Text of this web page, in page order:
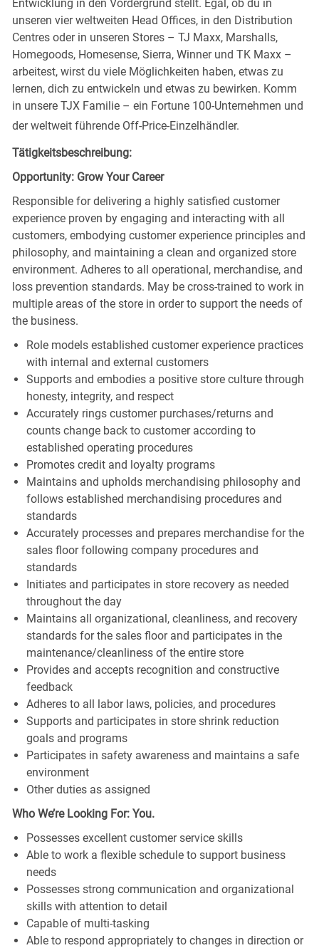
Entwicklung in den Vordergrund stellt. Egal, ob du in
unseren vier weltweiten Head Offices, in den Distribution
Centres oder in unseren Stores – TJ Maxx, Marshalls,
Homegoods, Homesense, Sierra, Winner und TK Maxx –
arbeitest, wirst du viele Möglichkeiten haben, etwas zu
lernen, dich zu entwickeln und etwas zu bewirken. Komm
in unsere TJX Familie – ein Fortune 100-Unternehmen und
der weltweit führende Off-Price-Einzelhändler.
Tätigkeitsbeschreibung:
Opportunity: Grow Your Career
Responsible for delivering a highly satisfied customer
experience proven by engaging and interacting with all
customers, embodying customer experience principles and
philosophy, and maintaining a clean and organized store
environment. Adheres to all operational, merchandise, and
loss prevention standards. May be cross-trained to work in
multiple areas of the store in order to support the needs of
the business.
Role models established customer experience practices
with internal and external customers
Supports and embodies a positive store culture through
honesty, integrity, and respect
Accurately rings customer purchases/returns and
counts change back to customer according to
established operating procedures
Promotes credit and loyalty programs
Maintains and upholds merchandising philosophy and
follows established merchandising procedures and
standards
Accurately processes and prepares merchandise for the
sales floor following company procedures and
standards
Initiates and participates in store recovery as needed
throughout the day
Maintains all organizational, cleanliness, and recovery
standards for the sales floor and participates in the
maintenance/cleanliness of the entire store
Provides and accepts recognition and constructive
feedback
Adheres to all labor laws, policies, and procedures
Supports and participates in store shrink reduction
goals and programs
Participates in safety awareness and maintains a safe
environment
Other duties as assigned
Who We’re Looking For: You.
Possesses excellent customer service skills
Able to work a flexible schedule to support business
needs
Possesses strong communication and organizational
skills with attention to detail
Capable of multi-tasking
Able to respond appropriately to changes in direction or